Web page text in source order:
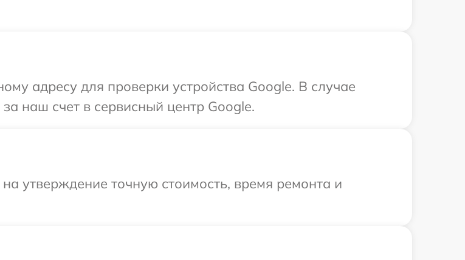
адресу для проверки устройства Google. В случае
наш счет в сервисный центр Google.
утверждение точную стоимость, время ремонта и